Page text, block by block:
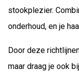
stookplezier.
onderhoud, en je
Door deze
maar draag je ook